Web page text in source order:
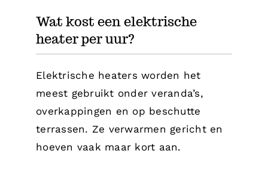
Wat kost een elektrische
heater per uur?
Elektrische heaters worden het
meest gebruikt onder veranda’s,
overkappingen en op beschutte
terrassen. Ze verwarmen gericht en
hoeven vaak maar kort aan.